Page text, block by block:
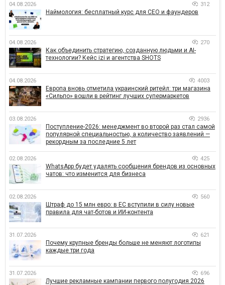
04.08.2026 312
Наймология: бесплатный курс для CEO и фаундеров
04.08.2026 270
Как объединить стратегию, созданную людьми и AI-
технологии? Кейс izi и агентства SHOTS
04.08.2026 4003
Европа вновь отметила украинский ритейл: три магазина
«Сильпо» вошли в рейтинг лучших супермаркетов
03.08.2026 2936
Поступление-2026: менеджмент во второй раз стал самой
популярной специальностью, а количество заявлений —
рекордным за последние 5 лет
02.08.2026 425
WhatsApp будет удалять сообщения брендов из основных
чатов: что изменится для бизнеса
02.08.2026 560
Штраф до 15 млн евро: в ЕС вступили в силу новые
правила для чат-ботов и ИИ-контента
31.07.2026 621
Почему крупные бренды больше не меняют логотипы
каждые три года
31.07.2026 696
Лучшие рекламные кампании первого полугодия 2026